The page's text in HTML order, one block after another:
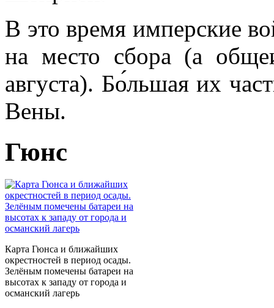
В это время имперские
на место сбора (а
августа). Бо́льшая их
Вены.
Гюнс
Карта Гюнса и ближайших
окрестностей в период осады.
Зелёным помечены батареи на
высотах к западу от города и
османский лагерь